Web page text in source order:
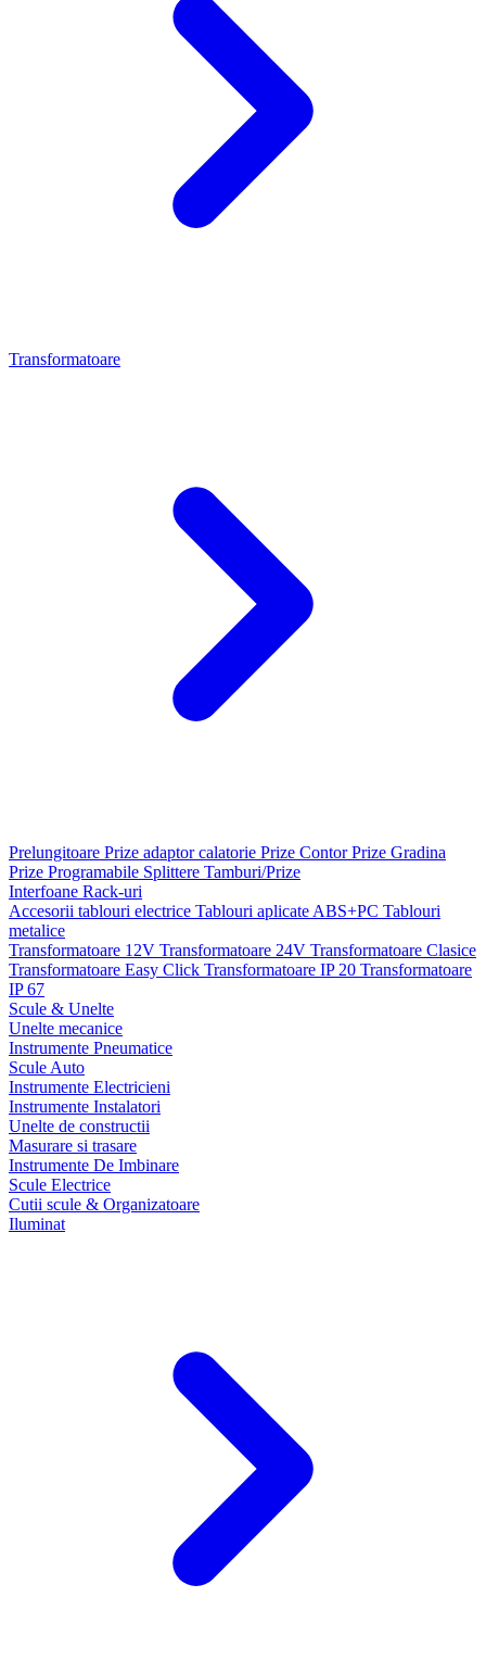
Transformatoare
Prelungitoare Prize adaptor calatorie Prize ContorPrize Gradina
Prize Programabile Splittere Tamburi/Prize
Interfoane Rack-uri
Accesorii tablouri electrice Tablouri aplicate ABS+PC Tablouri
metalice
Transformatoare 12V Transformatoare 24V Transformatoare Clasice
Transformatoare Easy Click Transformatoare IP 20 Transformatoare
IP 67
Scule & Unelte
Unelte mecanice
Instrumente Pneumatice
Scule Auto
Instrumente Electricieni
Instrumente Instalatori
Unelte de constructii
Masurare si trasare
Instrumente De Imbinare
Scule Electrice
Cutii scule & Organizatoare
Iluminat